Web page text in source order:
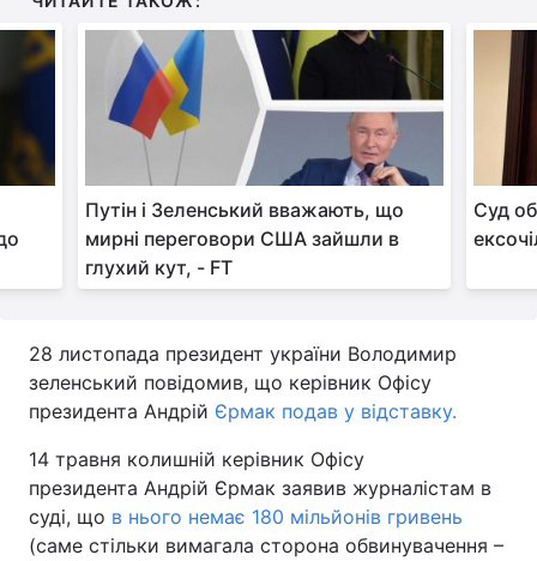
Путін і Зеленський вважають, що
мирні переговори США зайшли в
глухий кут, - FT
Суд
28 листопада президент україни Володимир
зеленський повідомив, що керівник Офісу
президента Андрій Єрмак подав у відставку.
14 травня колишній керівник Офісу
президента Андрій Єрмак заявив журналістам в
суді, що в нього немає 180 мільйонів гривень
(саме стільки вимагала сторона обвинувачення –